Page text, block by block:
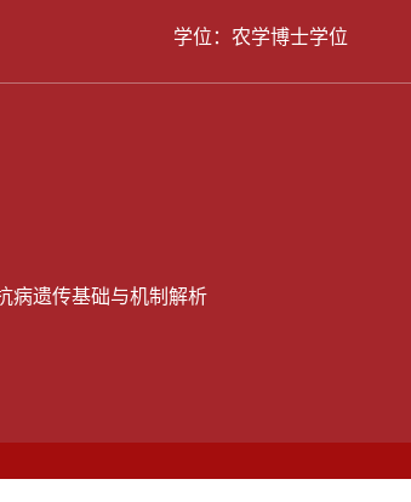
学位：农学博士学位
病遗传基础与机制解析